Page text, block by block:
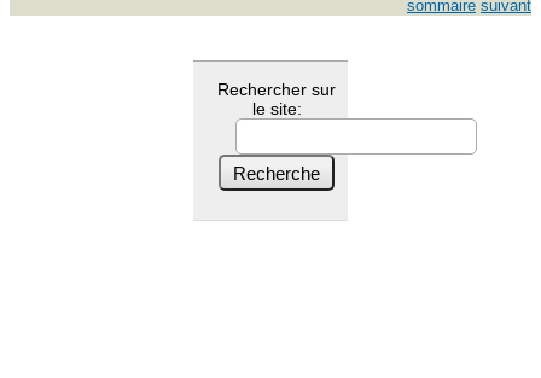
sommaire suivant
Rechercher sur
le site: